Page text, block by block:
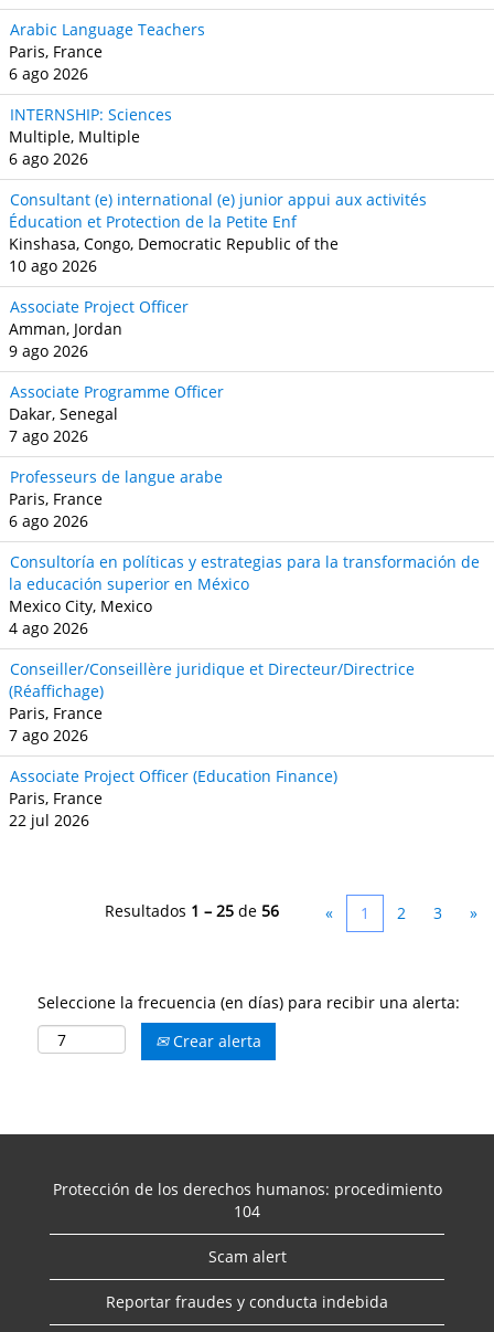
Arabic Language Teachers
Paris, France
6 ago 2026
INTERNSHIP: Sciences
Multiple, Multiple
6 ago 2026
Consultant (e) international (e) junior appui aux activités
Éducation et Protection de la Petite Enf
Kinshasa, Congo, Democratic Republic of the
10 ago 2026
Associate Project Officer
Amman, Jordan
9 ago 2026
Associate Programme Officer
Dakar, Senegal
7 ago 2026
Professeurs de langue arabe
Paris, France
6 ago 2026
Consultoría en políticas y estrategias para la transformación de
la educación superior en México
Mexico City, Mexico
4 ago 2026
Conseiller/Conseillère juridique et Directeur/Directrice
(Réaffichage)
Paris, France
7 ago 2026
Associate Project Officer (Education Finance)
Paris, France
22 jul 2026
Resultados 1 – 25 de 56 « 1 2 3 »
Seleccione la frecuencia (en días) para recibir una alerta:
Crear alerta
Protección de los derechos humanos: procedimiento
104
Scam alert
Reportar fraudes y conducta indebida